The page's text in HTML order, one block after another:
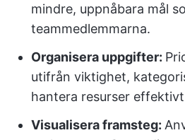
mindre, uppnåbara mål
teammedlemmarna.
Organisera uppgifter:
utifrån viktighet,
hantera resurser
Visualisera framsteg: